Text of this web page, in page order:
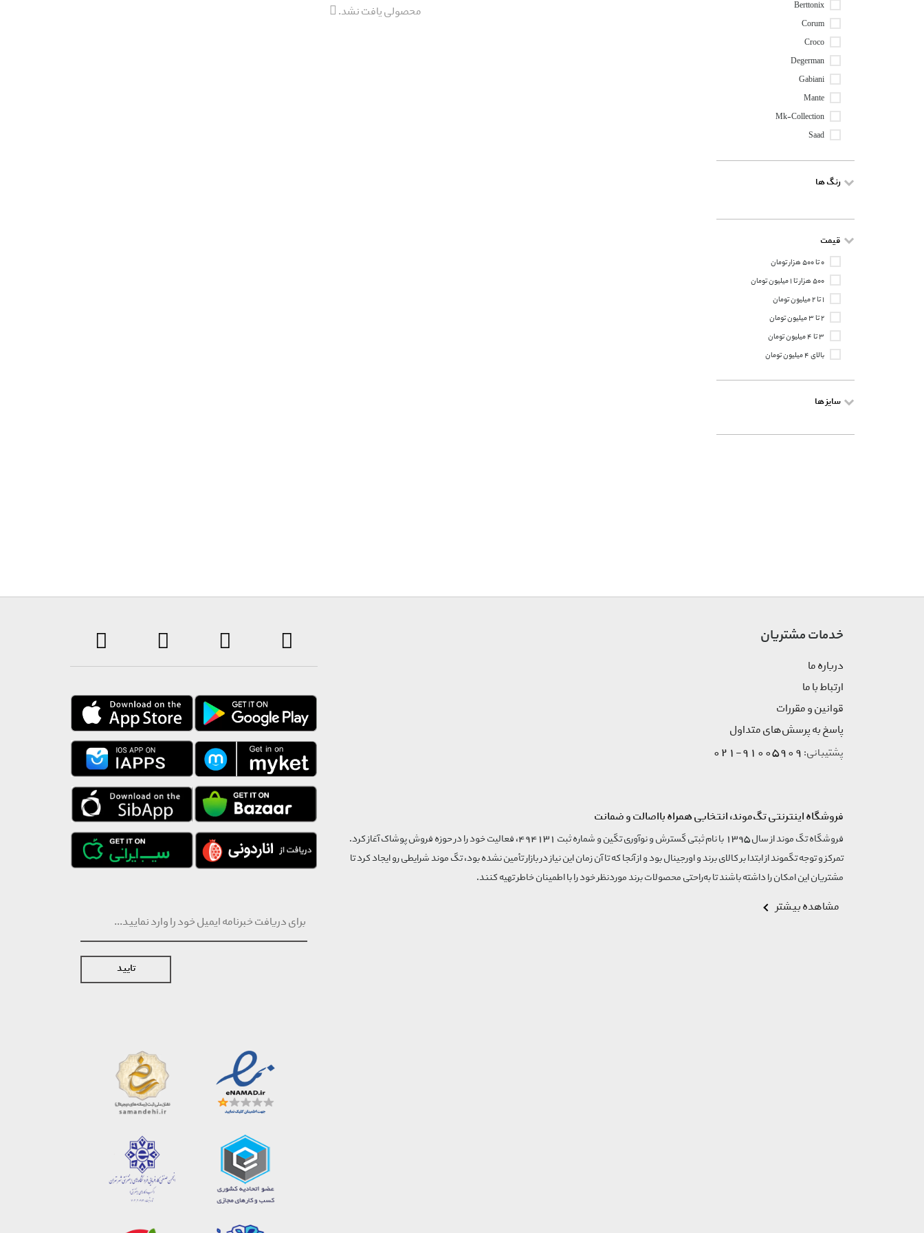
محصولی یافت نشد.
Berttonix
Corum
Croco
Degerman
Gabiani
Mante
Mk-Collection
Saad
رنگ ها
قیمت
۰ تا ۵۰۰ هزار تومان
۵۰۰ هزار تا ۱ میلیون تومان
۱ تا ۲ میلیون تومان
۲ تا ۳ میلیون تومان
۳ تا ۴ میلیون تومان
بالای ۴ میلیون تومان
سایز ها
تایید
خدمات مشتریان
درباره ما
ارتباط با ما
قوانین و مقررات
پاسخ به پرسش‌های متداول
پشتیبانی: 91005909-021
فروشگاه اینترنتی تگ‌موند، انتخابی همراه بااصالت و ضمانت
فروشگاه تگ موند از سال 1395 با نام ثبتی گسترش و نوآوری تگین و شماره ثبت 494131، فعالیت خود را در حوزه فروش پوشاک آغاز کرد.
تمرکز و توجه تگموند از ابتدا بر کالای برند و اورجینال بود و از آنجا که تا آن زمان این نیاز در بازار تأمین نشده بود، تگ موند شرایطی رو ایجاد کرد تا
مشتریان این امکان را داشته باشند تا به‌راحتی محصولات برند مورد‌نظر خود را با اطمینان خاطر تهیه کنند.
مشاهده بیشتر